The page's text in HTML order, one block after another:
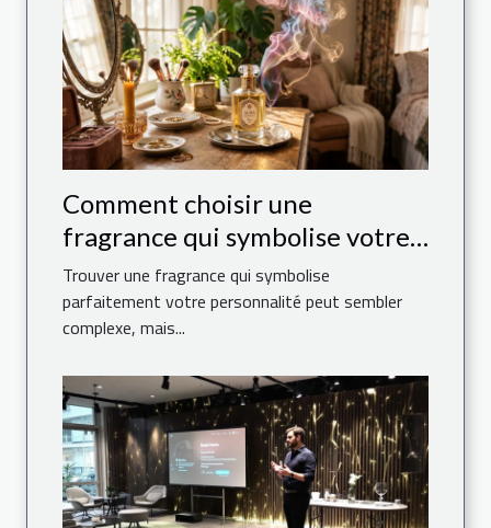
Comment choisir une
fragrance qui symbolise votre
personnalité ?
Trouver une fragrance qui symbolise
parfaitement votre personnalité peut sembler
complexe, mais...